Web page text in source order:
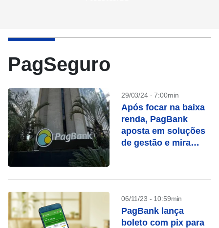
PagSeguro
29/03/24 - 7:00min
Após focar na baixa
renda, PagBank
aposta em soluções
de gestão e mira
06/11/23 - 10:59min
PagBank lança
boleto com pix para